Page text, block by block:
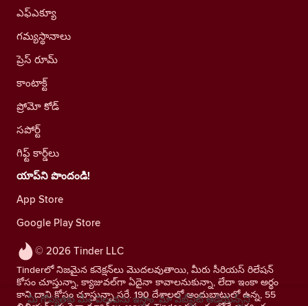
© 2026 Tinder LLC
Tinderలో నిజమైన కనెక్షన్‌లు మొదలవుతాయి, మీరు సీరియస్ రిలేషన్
కోసం చూస్తున్నా, క్యాజువల్‌గా ఏదైనా కావాలనుకున్నా, లేదా ఇంకా అర్థం
కాని దాని కోసం చూస్తున్నా సరే. 190 దేశాలలో అందుబాటులో ఉన్న, 55
ఎఫ్ఎక్యూ
గమ్యస్థానాలు
ప్రెస్ రూమ్
కాంటాక్ట్
ప్రోమో కోడ్
సపోర్ట్
గిఫ్ట్ కార్డ్‌లు
యాప్‌ని పొందండి!
App Store
Google Play Store
మీ గోప్యతకు మేం విలువను ఇస్తాం. మా వెబ్‌సైట్ ఆడియెన్స్‌ని